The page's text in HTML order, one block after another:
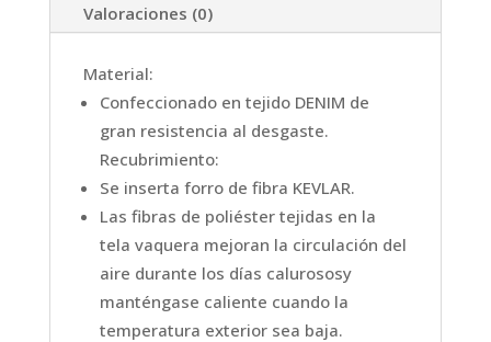
Valoraciones (0)
Material:
Confeccionado en tejido DENIM de
gran resistencia al desgaste.
Recubrimiento:
Se inserta forro de fibra KEVLAR.
Las fibras de poliéster tejidas en la
tela vaquera mejoran la circulación del
aire durante los días calurososy
manténgase caliente cuando la
temperatura exterior sea baja.